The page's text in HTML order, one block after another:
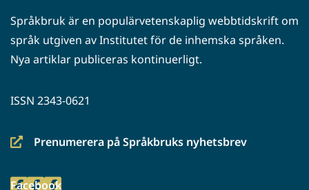
Språkbruk är en populärvetenskaplig webbtidskrift om
språk utgiven av Institutet för de inhemska språken.
Nya artiklar publiceras kontinuerligt.
ISSN 2343-0621
Prenumerera på Språkbruks nyhetsbrev
(siirryt
Facebook